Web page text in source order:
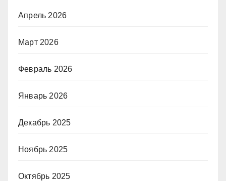
Апрель 2026
Март 2026
Февраль 2026
Январь 2026
Декабрь 2025
Ноябрь 2025
Октябрь 2025